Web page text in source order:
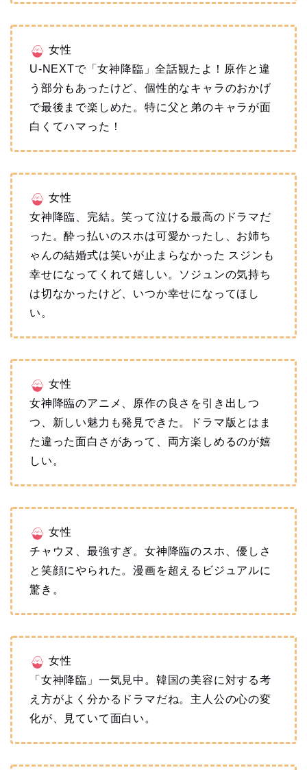
女性
U-NEXTで「女神降臨」全話観たよ！原作と違
う部分もあったけど、個性的なキャラのおかげ
で最後まで楽しめた。特に父と弟のキャラが面
白くてハマった！
女性
女神降臨、完結。笑って泣ける最高のドラマだ
った。酔っ払いのスホは可愛かったし、お姉ち
ゃんの結婚式は笑いが止まらなかった スジンも
幸せになってくれて嬉しい。ソジュンの気持ち
は切なかったけど、いつか幸せになってほし
い。
女性
女神降臨のアニメ、原作の良さを引き出しつ
つ、新しい魅力も発見できた。ドラマ版とはま
た違った面白さがあって、両方楽しめるのが嬉
しい。
女性
チャウヌ、最強すぎ。女神降臨のスホ、優しさ
と笑顔にやられた。漫画を超えるビジュアルに
驚き。
女性
「女神降臨」一気見中。韓国の美容に対する考
え方がよく分かるドラマだね。主人公の心の変
化が、見ていて面白い。